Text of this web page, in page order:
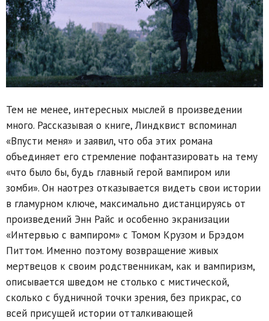
Тем не менее, интересных мыслей в произведении
много. Рассказывая о книге, Линдквист вспоминал
«Впусти меня» и заявил, что оба этих романа
объединяет его стремление пофантазировать на тему
«что было бы, будь главный герой вампиром или
зомби». Он наотрез отказывается видеть свои истории
в гламурном ключе, максимально дистанцируясь от
произведений Энн Райс и особенно экранизации
«Интервью с вампиром» с Томом Крузом и Брэдом
Питтом. Именно поэтому возвращение живых
мертвецов к своим родственникам, как и вампиризм,
описывается шведом не столько с мистической,
сколько с будничной точки зрения, без прикрас, со
всей присущей истории отталкивающей